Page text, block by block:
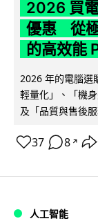
2026 買
優惠 從極
的高效能
2026 年的電腦選
輕量化」、「機
及「品質與售後
37 8 ↗
人工智能